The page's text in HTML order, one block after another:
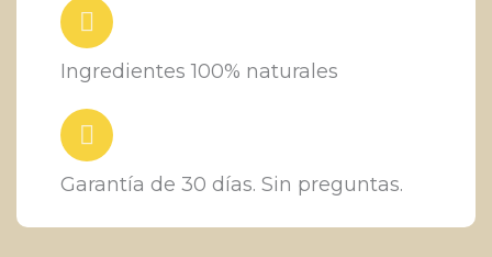
Ingredientes 100% naturales
Garantía de 30 días. Sin preguntas.